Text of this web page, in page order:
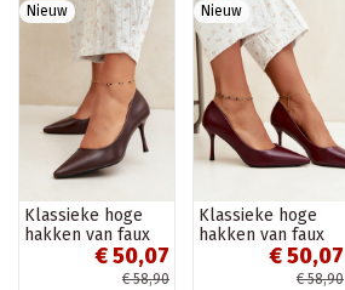
Nieuw
Klassieke hoge
hakken van faux
leer, chocolade
€ 50,07
€ 58,90
Nieuw
Klassieke hoge
hakken van faux
leer, bordeaux
€ 50,07
€ 58,90